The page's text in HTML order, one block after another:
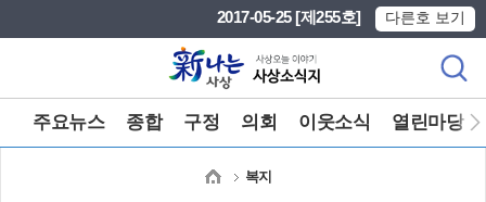
2017-05-25 [제255호] 다른호 보기
주요뉴스 종합 구정 의회 이웃소식 열린마당
복지